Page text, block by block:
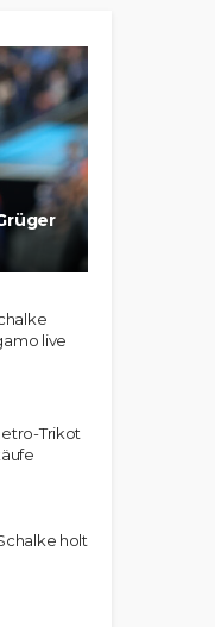
live
Trikot
holt